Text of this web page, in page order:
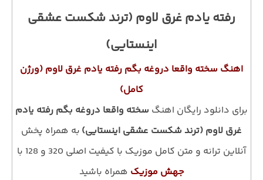
رفته یادم غرق لاوم (ترند شکست عشقی
اینستایی)
اهنگ سخته واقعا دروغه بگم رفته یادم غرق لاوم (ورژن
کامل)
برای دانلود رایگان اهنگ سخته واقعا دروغه بگم رفته یادم
غرق لاوم (ترند شکست عشقی اینستایی) به همراه پخش
آنلاین ترانه و متن کامل موزیک با کیفیت اصلی 320 و 128 با
جهش موزیک همراه باشید